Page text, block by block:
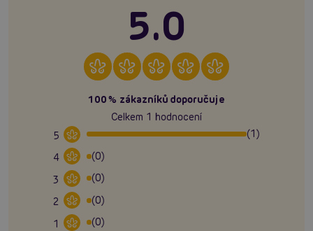
5.0
100% zákazníků doporučuje
Celkem 1 hodnocení
5
(1)
4
(0)
3
(0)
2
(0)
1
(0)